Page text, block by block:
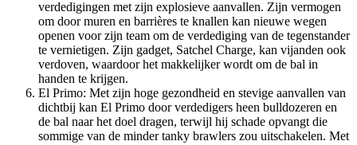
verdedigingen met zijn explosieve aanvallen. Zijn vermogen
om door muren en barrières te knallen kan nieuwe wegen
openen voor zijn team om de verdediging van de tegenstander
te vernietigen. Zijn gadget, Satchel Charge, kan vijanden ook
verdoven, waardoor het makkelijker wordt om de bal in
handen te krijgen.
El Primo: Met zijn hoge gezondheid en stevige aanvallen van
dichtbij kan El Primo door verdedigers heen bulldozeren en
de bal naar het doel dragen, terwijl hij schade opvangt die
sommige van de minder tanky brawlers zou uitschakelen. Met